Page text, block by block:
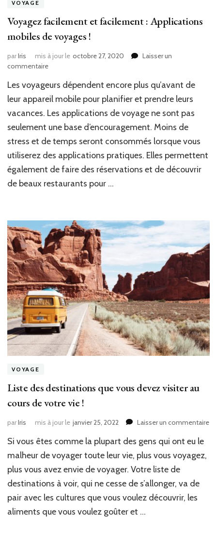
VOYAGE
Voyagez facilement et facilement : Applications
mobiles de voyages !
parIris mis à jour le octobre 27, 2020
Laisser un
commentairesur
facilement
et
:
Applications
mobiles
de
voyages
Les voyageurs dépendent encore plus qu’avant de
leur appareil mobile pour planifier et prendre leurs
vacances. Les applications de voyage ne sont pas
seulement une base d’encouragement. Moins de
stress et de temps seront consommés lorsque vous
utiliserez des applications pratiques. Elles permettent
également de faire des réservations et de découvrir
de beaux restaurants pour …
VOYAGE
Liste des destinations que vous devez visiter au
cours de votre vie !
parIris mis à jour le janvier 25, 2022 Laisser un commentairesur
Si vous êtes comme la plupart des gens qui ont eu le
malheur de voyager toute leur vie, plus vous voyagez,
plus vous avez envie de voyager. Votre liste de
destinations à voir, qui ne cesse de s’allonger, va de
pair avec les cultures que vous voulez découvrir, les
aliments que vous voulez goûter et …